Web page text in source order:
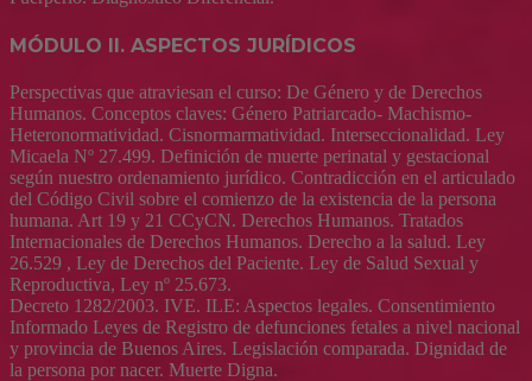
MÓDULO II. ASPECTOS JURÍDICOS
Perspectivas que atraviesan el curso: De Género y de Derechos
Humanos. Conceptos claves: Género Patriarcado- Machismo-
Heteronormatividad. Cisnormarmatividad. Interseccionalidad. Ley
Micaela Nº 27.499. Definición de muerte perinatal y gestacional
según nuestro ordenamiento jurídico. Contradicción en el articulado
del Código Civil sobre el comienzo de la existencia de la persona
humana. Art 19 y 21 CCyCN. Derechos Humanos. Tratados
Internacionales de Derechos Humanos. Derecho a la salud. Ley
26.529 , Ley de Derechos del Paciente. Ley de Salud Sexual y
Reproductiva, Ley nº 25.673.
Decreto 1282/2003. IVE. ILE: Aspectos legales. Consentimiento
Informado Leyes de Registro de defunciones fetales a nivel nacional
y provincia de Buenos Aires. Legislación comparada. Dignidad de
la persona por nacer. Muerte Digna.